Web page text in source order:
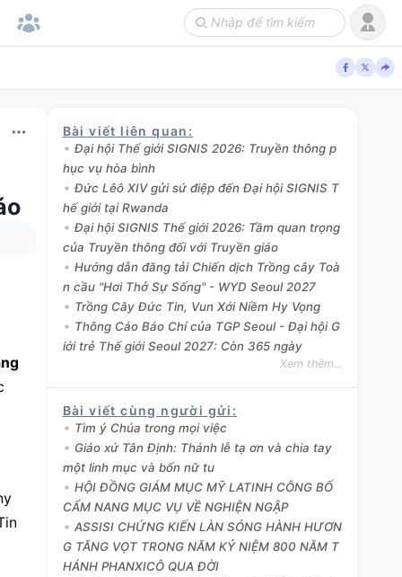
Bài viết liên quan :
Đại hội Thế giới SIGNIS 2026: Truyền thông p
hục vụ hòa bình
Đức Lêô XIV gửi sứ điệp đến Đại hội SIGNIS T
hế giới tại Rwanda
Đại hội SIGNIS Thế giới 2026: Tầm quan trọng
của Truyền thông đối với Truyền giáo
Hướng dẫn đăng tải Chiến dịch Trồng cây Toà
n cầu "Hơi Thở Sự Sống" - WYD Seoul 2027
Trồng Cây Đức Tin, Vun Xới Niềm Hy Vọng
Thông Cáo Báo Chí của TGP Seoul - Đại hội G
iới trẻ Thế giới Seoul 2027: Còn 365 ngày
Xem thêm...
Bài viết cùng người gửi :
Tìm ý Chúa trong mọi việc
Giáo xứ Tân Định: Thánh lễ tạ ơn và chia tay
một linh mục và bốn nữ tu
HỘI ĐỒNG GIÁM MỤC MỸ LATINH CÔNG BỐ
CẨM NANG MỤC VỤ VỀ NGHIỆN NGẬP
ASSISI CHỨNG KIẾN LÀN SÓNG HÀNH HƯƠN
G TĂNG VỌT TRONG NĂM KỶ NIỆM 800 NĂM T
HÁNH PHANXICÔ QUA ĐỜI